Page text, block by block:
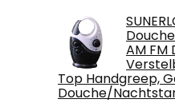
AM FM
Top Handgreep,
Douche/